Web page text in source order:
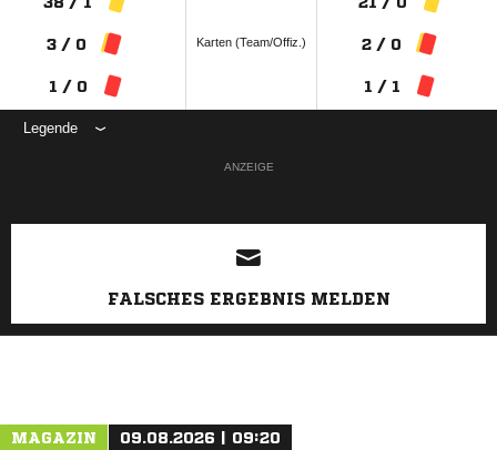
3 / 0
1 / 0
Karten (Team/Offiz.) 2 / 0
1 / 1
Legende
ANZEIGE
FALSCHES ERGEBNIS MELDEN
MAGAZIN 09.08.2026 | 09:20